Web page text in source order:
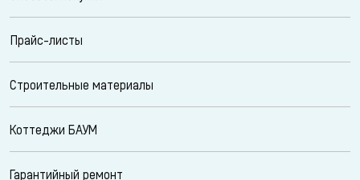
Прайс-листы
Строительные материалы
Коттеджи БАУМ
Гарантийный ремонт